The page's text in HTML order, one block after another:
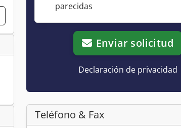
parecidas
Enviar solicitud
Declaración de privacidad
Teléfono & Fax